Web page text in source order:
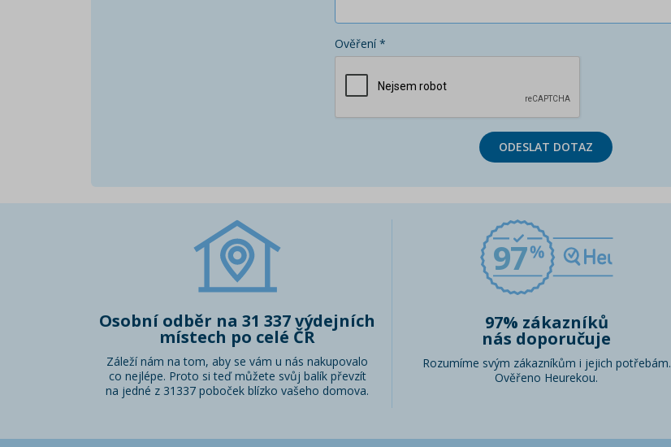
Ověření *
ODESLAT DOTAZ
Osobní odběr na 31 337 výdejních
místech po celé ČR
Záleží nám na tom, aby se vám u nás nakupovalo
co nejlépe. Proto si teď můžete svůj balík převzít
na jedné z 31337 poboček blízko vašeho domova.
97
97% zákazníků
nás doporučuje
Rozumíme svým zákazníkům i jejich potřebám.
Ověřeno Heurekou.